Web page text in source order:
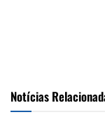
Notícias